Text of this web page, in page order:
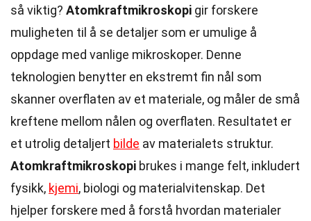
så viktig? Atomkraftmikroskopi gir forskere
muligheten til å se detaljer som er umulige å
oppdage med vanlige mikroskoper. Denne
teknologien benytter en ekstremt fin nål som
skanner overflaten av et materiale, og måler de små
kreftene mellom nålen og overflaten. Resultatet er
et utrolig detaljert bilde av materialets struktur.
Atomkraftmikroskopi brukes i mange felt, inkludert
fysikk, kjemi, biologi og materialvitenskap. Det
hjelper forskere med å forstå hvordan materialer